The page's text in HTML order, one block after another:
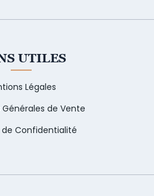
UTILES
Légales
de Vente
de Confidentialité